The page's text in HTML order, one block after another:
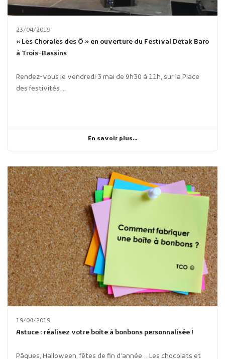
23/04/2019
« Les Chorales des Ô » en ouverture du Festival Détak Baro
à Trois-Bassins
Rendez-vous le vendredi 3 mai de 9h30 à 11h, sur la Place
des festivités ...
En savoir plus...
19/04/2019
Astuce : réalisez votre boîte à bonbons personnalisée !
Pâques, Halloween, fêtes de fin d’année… Les chocolats et